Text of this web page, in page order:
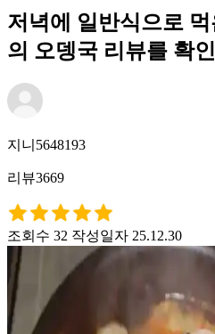
저녁에 일반식으로 먹
의 오뎅국 리뷰를 확
지니5648193
리뷰3669
조회수 32 작성일자 25.12.30